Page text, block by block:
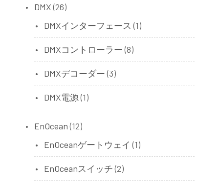
DMX (26)
DMXインターフェース (1)
DMXコントローラー (8)
DMXデコーダー (3)
DMX電源(1)
EnOcean (12)
EnOceanゲートウェイ (1)
EnOceanスイッチ (2)